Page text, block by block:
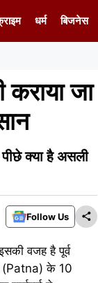
धर्म बिजनेस
जा
क्या है असली
Follow Us
वजह है पूर्व
(Patna) के 10